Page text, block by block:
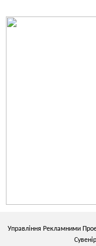
Управління Рекламними